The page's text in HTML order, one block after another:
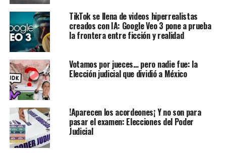
TikTok se llena de videos hiperrealistas
creados con IA: Google Veo 3 pone a prueba
la frontera entre ficción y realidad
Votamos por jueces… pero nadie fue: la
Elección judicial que dividió a México
!Aparecen los acordeones¡ Y no son para
pasar el examen: Elecciones del Poder
Judicial